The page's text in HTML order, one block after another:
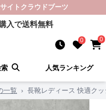
イト クラウドブーツ
入で送料無料
0 0
人気ランキング
一覧 › 長靴レディース 快適ク